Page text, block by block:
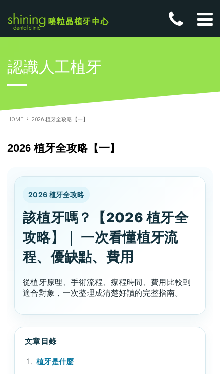
認識人工植牙
HOME 2026 植牙全攻略【一】
2026 植牙全攻略【一】
2026 植牙全攻略
該植牙嗎？【2026 植牙全
攻略】｜ 一次看懂植牙流
程、優缺點、費用
從植牙原理、手術流程、療程時間、費用比較到
適合對象，一次整理成清楚好讀的完整指南。
文章目錄
植牙是什麼